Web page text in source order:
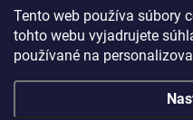
Tento web používa súbory
tohto webu vyjadrujete
používané na
LUX PARFÉM NOVÁKY
Lux Parfum - Česká